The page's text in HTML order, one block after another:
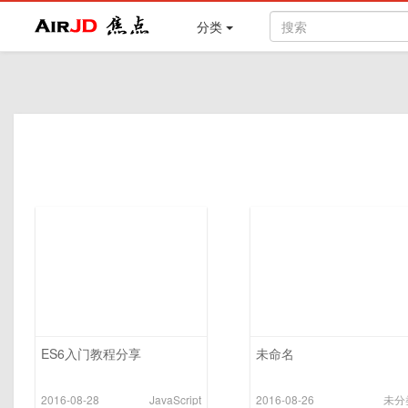
Air焦点 分类
ES6入门教程分享
2016-08-28 JavaScript
未命名
2016-08-26 未分